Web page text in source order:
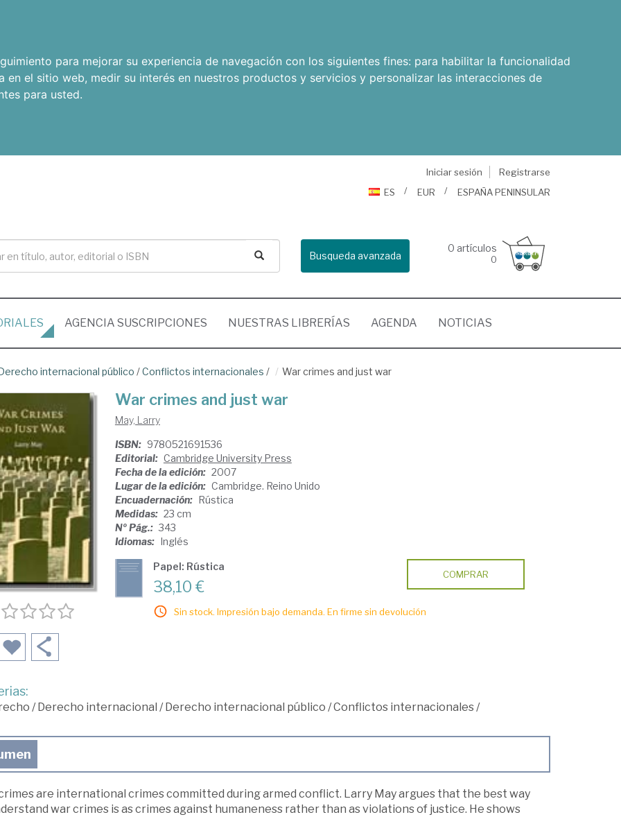
para mejorar su experiencia de navegación con los siguientes fines: para habilitar la funcionalidad
en el sitio web, medir su interés en nuestros productos y servicios y personalizar las interacciones de
para usted.
Iniciar sesión
Registrarse
ES
EUR ESPAÑA PENINSULAR
Busqueda avanzada
0 artículos
0
AGENCIA SUSCRIPCIONES NUESTRAS LIBRERÍAS AGENDA NOTICIAS
internacional público /Conflictos internacionales / War crimes and just war
War crimes and just war
May, Larry
ISBN: 9780521691536
Editorial: Cambridge University Press
Fecha de la edición: 2007
Lugar de la edición: Cambridge. Reino Unido
Encuadernación: Rústica
Medidas: 23 cm
Nº Pág.: 343
Idiomas: Inglés
Papel: Rústica
38,10 €
Sin stock. Impresión bajo demanda. En firme sin devolución
COMPRAR
/Derecho internacional /Derecho internacional público /Conflictos internacionales/
are international crimes committed during armed conflict. Larry May argues that the best way
war crimes is as crimes against humaneness rather than as violations of justice. He shows